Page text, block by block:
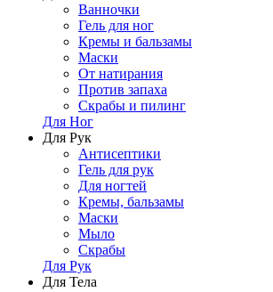
Ванночки
Гель для ног
Кремы и бальзамы
Маски
От натирания
Против запаха
Скрабы и пилинг
Для Ног
Для Рук
Антисептики
Гель для рук
Для ногтей
Кремы, бальзамы
Маски
Мыло
Скрабы
Для Рук
Для Тела